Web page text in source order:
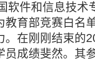
软件和信息技术
教育部竞赛白名
。在刚刚结束的
员成绩斐然。其